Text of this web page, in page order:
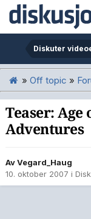
» Off topic »
Teaser: Age
Adventures
AvVegard_Haug
10. oktober 2007 i